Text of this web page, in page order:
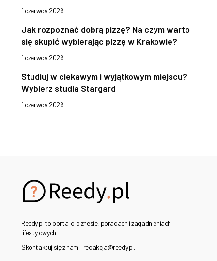
1 czerwca 2026
Jak rozpoznać dobrą pizzę? Na czym warto
się skupić wybierając pizzę w Krakowie?
1 czerwca 2026
Studiuj w ciekawym i wyjątkowym miejscu?
Wybierz studia Stargard
1 czerwca 2026
Reedy.pl to portal o biznesie, poradach i zagadnieniach
lifestylowych.
Skontaktuj się z nami: redakcja@reedy.pl.